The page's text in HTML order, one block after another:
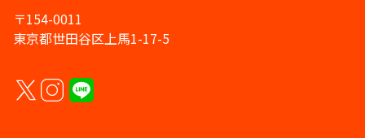
〒154-0011
東京都世田谷区上馬1-17-5